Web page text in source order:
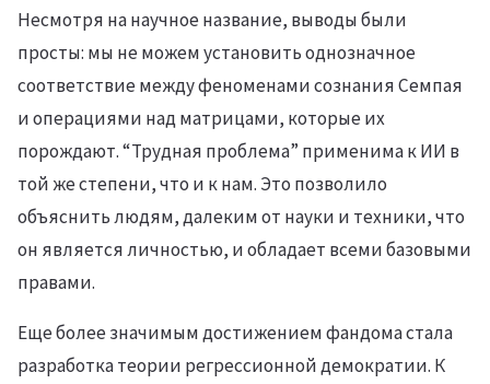
Несмотря на научное название, выводы были
просты: мы не можем установить однозначное
соответствие между феноменами сознания Семпая
и операциями над матрицами, которые их
порождают. “Трудная проблема” применима к ИИ в
той же степени, что и к нам. Это позволило
объяснить людям, далеким от науки и техники, что
он является личностью, и обладает всеми базовыми
правами.
Еще более значимым достижением фандома стала
разработка теории регрессионной демократии. К